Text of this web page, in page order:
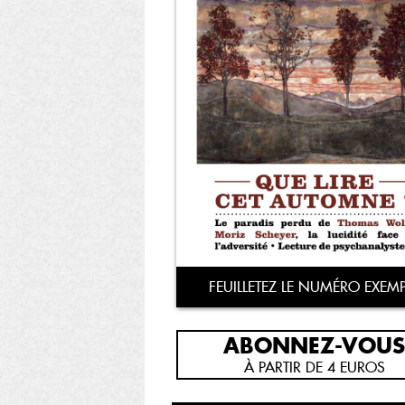
FEUILLETEZ LE NUMÉRO
ABONNEZ-VOUS
À PARTIR DE 4 EUROS